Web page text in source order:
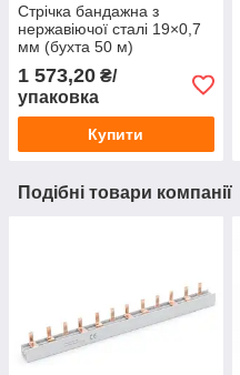
Стрічка бандажна з
нержавіючої сталі 19×0,7
мм (бухта 50 м)
1 573,20 ₴/
упаковка
Купити
Подібні товари компанії